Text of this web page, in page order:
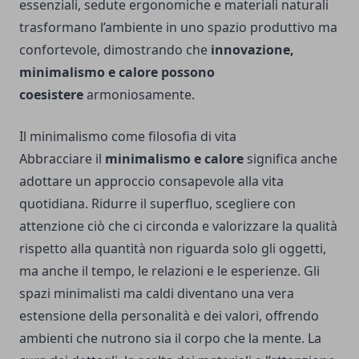
essenziali, sedute ergonomiche e materiali naturali
trasformano l’ambiente in uno spazio produttivo ma
confortevole, dimostrando che innovazione,
minimalismo e calore possono
coesisterearmoniosamente.
Il minimalismo come filosofia di vita
Abbracciare il minimalismo e calore significa anche
adottare un approccio consapevole alla vita
quotidiana. Ridurre il superfluo, scegliere con
attenzione ciò che ci circonda e valorizzare la qualità
rispetto alla quantità non riguarda solo gli oggetti,
ma anche il tempo, le relazioni e le esperienze. Gli
spazi minimalisti ma caldi diventano una vera
estensione della personalità e dei valori, offrendo
ambienti che nutrono sia il corpo che la mente. La